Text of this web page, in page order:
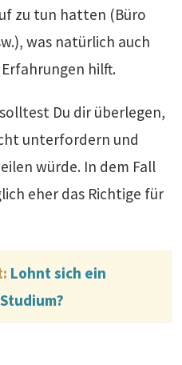
zu tun hatten (Büro
was natürlich auch
hilft.
Du dir überlegen,
unterfordern und
würde. In dem Fall
eher das Richtige für
Lohnt sich ein